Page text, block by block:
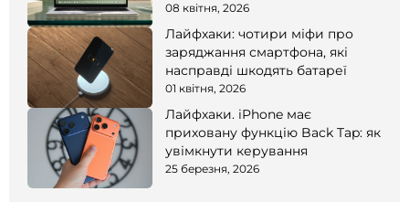
08 квітня, 2026
Лайфхаки: чотири міфи про
заряджання смартфона, які
насправді шкодять батареї
01 квітня, 2026
Лайфхаки. iPhone має
приховану функцію Back Tap: як
увімкнути керування
25 березня, 2026